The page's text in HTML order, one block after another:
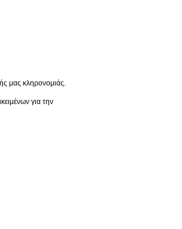
μας κληρονομιάς.
για την